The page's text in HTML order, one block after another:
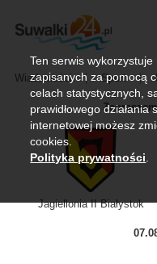
Wiadomości Sport
Jagiellonia II Białystok
Ten serwis
zapisanych za pomocą
celach statystycznych,
prawidłowego
internetowej możesz
cookies.
Polityka prywatności